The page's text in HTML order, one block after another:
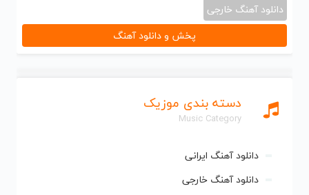
دسته بندی موزیک
Music Category
دانلود آهنگ ایرانی
دانلود آهنگ خارجی
دانلود آهنگ خارجی
پخش و دانلود آهنگ